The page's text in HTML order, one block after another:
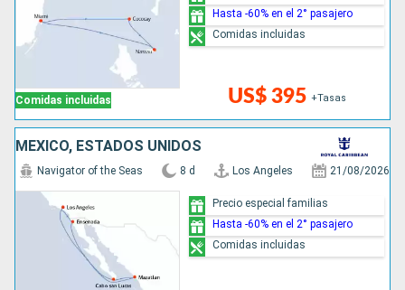
Comidas incluidas US$ 395 +Tasas
Hasta -60% en el 2° pasajero
Comidas incluidas
MÉXICO, ESTADOS UNIDOS
Navigator of the Seas 8 d Los Angeles 21/08/2026
Precio especial familias
Hasta -60% en el 2° pasajero
Comidas incluidas